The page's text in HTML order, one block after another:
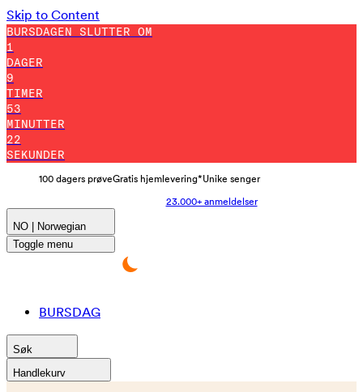
Skip to Content
BURSDAGEN SLUTTER OM
1
DAGER
9
TIMER
53
MINUTTER
15
SEKUNDER
100 dagers prøveGratis hjemlevering*Unike senger
23.000+ anmeldelser
NO | Norwegian
Toggle menu
BURSDAG
Søk
Handlekurv